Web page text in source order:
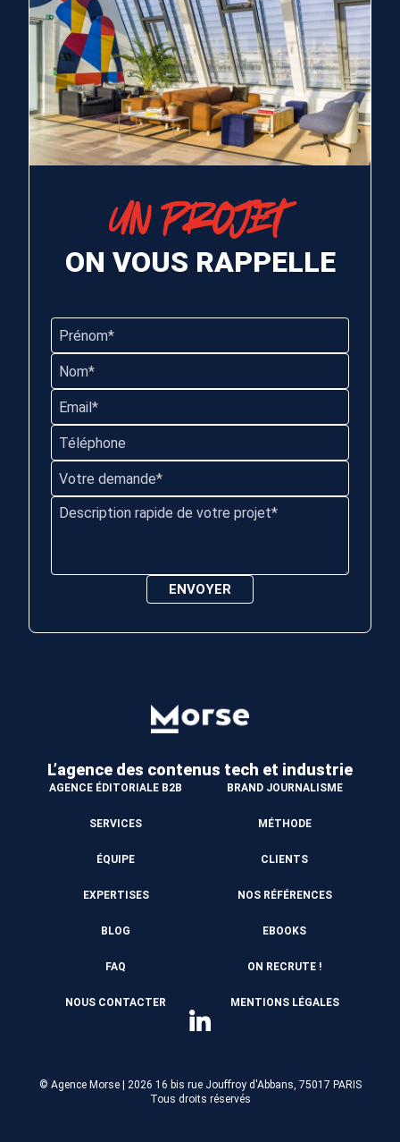
UN PROJET
ON VOUS RAPPELLE
L’agence des contenus tech et industrie
© Agence Morse | 2026 16 bis rue Jouffroy d'Abbans, 75017 PARIS
Tous droits réservés
AGENCE ÉDITORIALE B2B BRAND JOURNALISME
SERVICES MÉTHODE
ÉQUIPE CLIENTS
EXPERTISES NOS RÉFÉRENCES
BLOG EBOOKS
FAQ ON RECRUTE !
NOUS CONTACTER MENTIONS LÉGALES